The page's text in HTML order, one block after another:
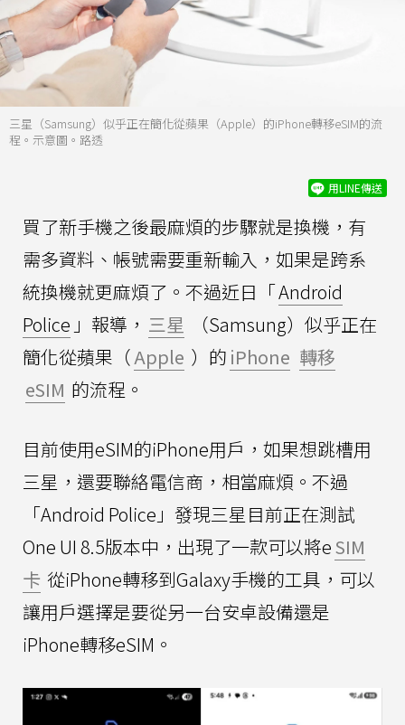
三星（Samsung）似乎正在簡化從蘋果（Apple）的iPhone轉移eSIM的流
程。示意圖。路透
用LINE傳送
買了新手機之後最麻煩的步驟就是換機，有
需多資料、帳號需要重新輸入，如果是跨系
統換機就更麻煩了。不過近日「Android
Police 」報導， 三星
（Samsung）似乎正在
簡化從蘋果（Apple ）的 iPhone 轉移
eSIM 的流程。
目前使用eSIM的iPhone用戶，如果想跳槽用
三星，還要聯絡電信商，相當麻煩。不過
「Android Police」發現三星目前正在測試
One UI 8.5版本中，出現了一款可以將eSIM
卡 從iPhone轉移到Galaxy手機的工具，可以
讓用戶選擇是要從另一台安卓設備還是
iPhone轉移eSIM。